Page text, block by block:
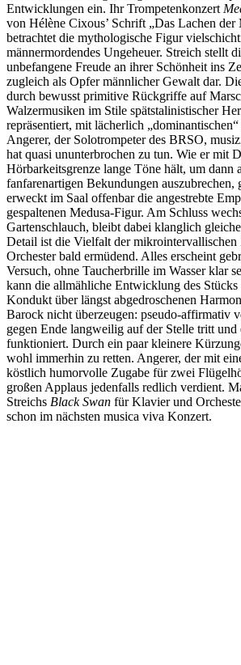
Entwicklungen ein. Ihr Trompetenkonzert
von Hélène Cixous’ Schrift „Das Lachen der
betrachtet die mythologische Figur
männermordendes Ungeheuer. Streich stellt
unbefangene Freude an ihrer Schönheit ins
zugleich als Opfer männlicher Gewalt dar.
durch bewusst primitive Rückgriffe auf
Walzermusiken im Stile spätstalinistischer
repräsentiert, mit lächerlich
Angerer, der Solotrompeter des BRSO,
hat quasi ununterbrochen zu tun. Wie er mit
Hörbarkeitsgrenze lange Töne hält, um dann
fanfarenartigen Bekundungen auszubrechen,
erweckt im Saal offenbar die angestrebte
gespaltenen Medusa-Figur. Am Schluss
Gartenschlauch, bleibt dabei klanglich
Detail ist die Vielfalt der mikrointervallischen
Orchester bald ermüdend. Alles erscheint
Versuch, ohne Taucherbrille im Wasser klar
kann die allmähliche Entwicklung des
Kondukt über längst abgedroschenen
Barock nicht überzeugen: pseudo-affirmativ
gegen Ende langweilig auf der Stelle tritt
funktioniert. Durch ein paar kleinere
wohl immerhin zu retten. Angerer, der mit
köstlich humorvolle Zugabe für zwei
großen Applaus jedenfalls redlich verdient.
Streichs Black Swan für Klavier und
schon im nächsten musica viva Konzert.